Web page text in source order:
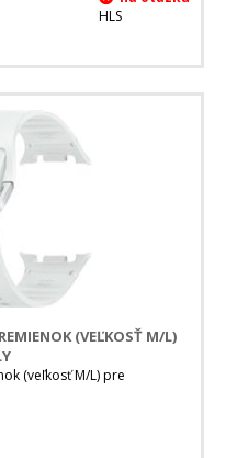
HLS
(VEĽKOSŤ M/L)
(veľkosť M/L) pre